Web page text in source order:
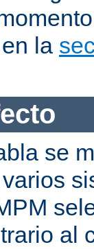
la
se
al